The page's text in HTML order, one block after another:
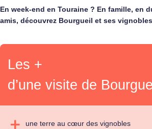
En week-end en Touraine ? En famille, en
amis, découvrez Bourgueil et ses
Les +
d’une visite de
une terre au cœur des vignobles